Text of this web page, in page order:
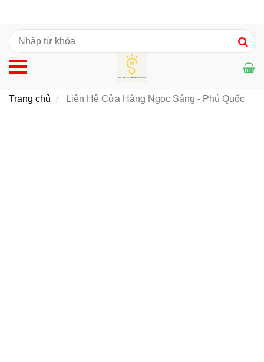
Trang chủ Liên Hệ Cửa Hàng Ngọc Sáng - Phú Quốc